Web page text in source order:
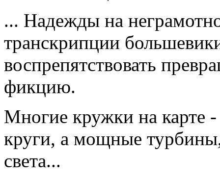
... Надежды на
транскрипции
воспрепятствовать
фикцию.
Многие кружки на карте
круги, а мощные
света...